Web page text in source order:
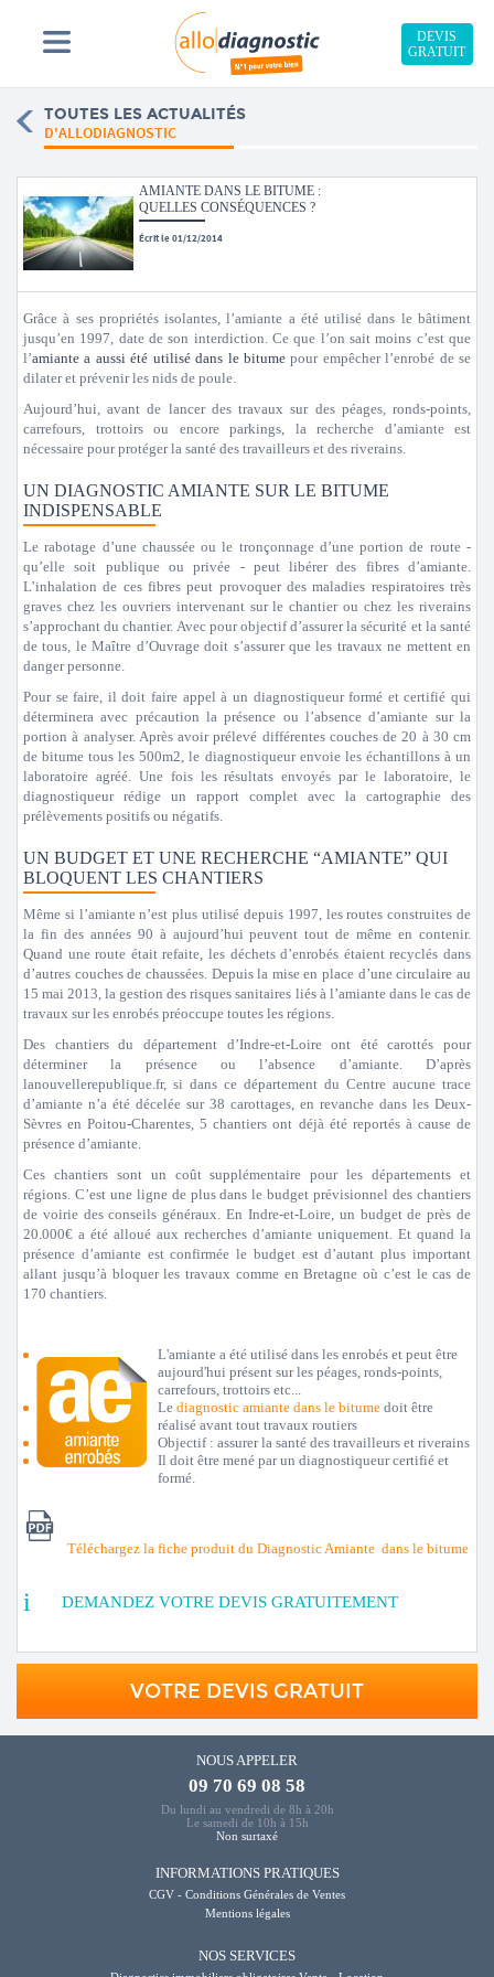
DEVIS
GRATUIT
TOUTES LES ACTUALITÉS
D'ALLODIAGNOSTIC
AMIANTE DANS LE BITUME :
QUELLES CONSÉQUENCES ?
Écrit le 01/12/2014
Grâce à ses propriétés isolantes, l’amiante a été utilisé dans le bâtiment
jusqu’en 1997, date de son interdiction. Ce que l’on sait moins c’est que
l’amiante a aussi été utilisé dans le bitumepour empêcher l’enrobé de se
dilater et prévenir les nids de poule.
Aujourd’hui, avant de lancer des travaux sur des péages, ronds-points,
carrefours, trottoirs ou encore parkings, la recherche d’amiante est
nécessaire pour protéger la santé des travailleurs et des riverains.
UN DIAGNOSTIC AMIANTE SUR LE BITUME
INDISPENSABLE
Le rabotage d’une chaussée ou le tronçonnage d’une portion de route -
qu’elle soit publique ou privée - peut libérer des fibres d’amiante.
L’inhalation de ces fibres peut provoquer des maladies respiratoires très
graves chez les ouvriers intervenant sur le chantier ou chez les riverains
s’approchant du chantier. Avec pour objectif d’assurer la sécurité et la santé
de tous, le Maître d’Ouvrage doit s’assurer que les travaux ne mettent en
danger personne.
Pour se faire, il doit faire appel à un diagnostiqueur formé et certifié qui
déterminera avec précaution la présence ou l’absence d’amiante sur la
portion à analyser. Après avoir prélevé différentes couches de 20 à 30 cm
de bitume tous les 500m2, le diagnostiqueur envoie les échantillons à un
laboratoire agréé. Une fois les résultats envoyés par le laboratoire, le
diagnostiqueur rédige un rapport complet avec la cartographie des
prélèvements positifs ou négatifs.
UN BUDGET ET UNE RECHERCHE “AMIANTE” QUI
BLOQUENT LES CHANTIERS
Même si l’amiante n’est plus utilisé depuis 1997, les routes construites de
la fin des années 90 à aujourd’hui peuvent tout de même en contenir.
Quand une route était refaite, les déchets d’enrobés étaient recyclés dans
d’autres couches de chaussées. Depuis la mise en place d’une circulaire au
15 mai 2013, la gestion des risques sanitaires liés à l’amiante dans le cas de
travaux sur les enrobés préoccupe toutes les régions.
Des chantiers du département d’Indre-et-Loire ont été carottés pour
déterminer la présence ou l’absence d’amiante. D’après
lanouvellerepublique.fr, si dans ce département du Centre aucune trace
d’amiante n’a été décelée sur 38 carottages, en revanche dans les Deux-
Sèvres en Poitou-Charentes, 5 chantiers ont déjà été reportés à cause de
présence d’amiante.
Ces chantiers sont un coût supplémentaire pour les départements et
régions. C’est une ligne de plus dans le budget prévisionnel des chantiers
de voirie des conseils généraux. En Indre-et-Loire, un budget de près de
20.000€ a été alloué aux recherches d’amiante uniquement. Et quand la
présence d’amiante est confirmée le budget est d’autant plus important
allant jusqu’à bloquer les travaux comme en Bretagne où c’est le cas de
170 chantiers.
L'amiante a été utilisé dans les enrobés et peut être
aujourd'hui présent sur les péages, ronds-points,
carrefours, trottoirs etc...
Le diagnostic amiante dans le bitume doit être
réalisé avant tout travaux routiers
Objectif : assurer la santé des travailleurs et riverains
Il doit être mené par un diagnostiqueur certifié et
formé.
Téléchargez la fiche produit du Diagnostic Amiante dans le bitume
DEMANDEZ VOTRE DEVIS GRATUITEMENT
VOTRE DEVIS GRATUIT
NOUS APPELER
09 70 69 08 58
Du lundi au vendredi de 8h à 20h
Le samedi de 10h à 15h
Non surtaxé
INFORMATIONS PRATIQUES
CGV - Conditions Générales de Ventes
Mentions légales
NOS SERVICES